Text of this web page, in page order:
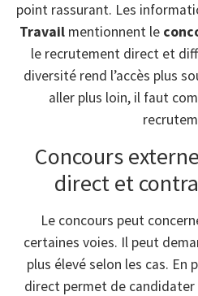
point rassurant. Les
Travail mentionnent le
le recrutement direct et
diversité rend l’accès plus
aller plus loin, il faut
Concours
direct et
Le concours peut
certaines voies. Il peut
plus élevé selon les cas. En
direct permet de